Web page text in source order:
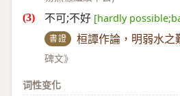
不可;不好 [hardly
書證 桓譚作論，明弱水之
碑文》
词性变化